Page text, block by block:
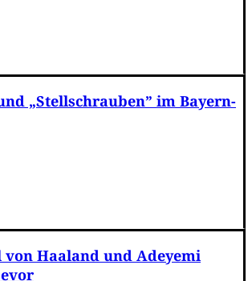
„Stellschrauben” im Bayern-
von Haaland und Adeyemi